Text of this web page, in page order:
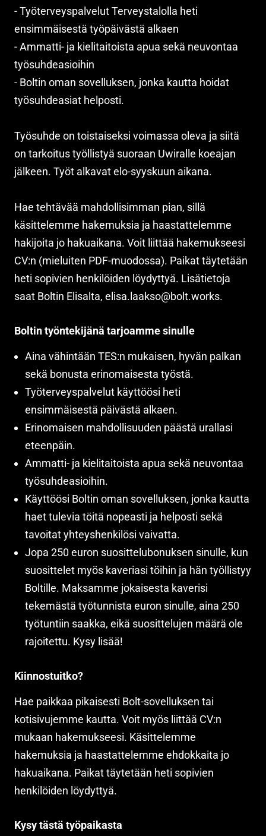
- Työterveyspalvelut Terveystalolla heti
ensimmäisestä työpäivästä alkaen
- Ammatti- ja kielitaitoista apua sekä neuvontaa
työsuhdeasioihin
- Boltin oman sovelluksen, jonka kautta hoidat
työsuhdeasiat helposti.
Työsuhde on toistaiseksi voimassa oleva ja siitä
on tarkoitus työllistyä suoraan Uwiralle koeajan
jälkeen. Työt alkavat elo-syyskuun aikana.
Hae tehtävää mahdollisimman pian, sillä
käsittelemme hakemuksia ja haastattelemme
hakijoita jo hakuaikana. Voit liittää hakemukseesi
CV:n (mieluiten PDF-muodossa). Paikat täytetään
heti sopivien henkilöiden löydyttyä. Lisätietoja
saat Boltin Elisalta, elisa.laakso@bolt.works.
Boltin työntekijänä tarjoamme sinulle
Aina vähintään TES:n mukaisen, hyvän palkan
sekä bonusta erinomaisesta työstä.
Työterveyspalvelut käyttöösi heti
ensimmäisestä päivästä alkaen.
Erinomaisen mahdollisuuden päästä urallasi
eteenpäin.
Ammatti- ja kielitaitoista apua sekä neuvontaa
työsuhdeasioihin.
Käyttöösi Boltin oman sovelluksen, jonka kautta
haet tulevia töitä nopeasti ja helposti sekä
tavoitat yhteyshenkilösi vaivatta.
Jopa 250 euron suosittelubonuksen sinulle, kun
suosittelet myös kaveriasi töihin ja hän työllistyy
Boltille. Maksamme jokaisesta kaverisi
tekemästä työtunnista euron sinulle, aina 250
työtuntiin saakka, eikä suosittelujen määrä ole
rajoitettu. Kysy lisää!
Kiinnostuitko?
Hae paikkaa pikaisesti Bolt-sovelluksen tai
kotisivujemme kautta. Voit myös liittää CV:n
mukaan hakemukseesi. Käsittelemme
hakemuksia ja haastattelemme ehdokkaita jo
hakuaikana. Paikat täytetään heti sopivien
henkilöiden löydyttyä.
Kysy tästä työpaikasta